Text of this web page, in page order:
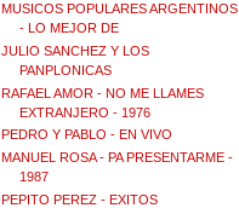
MUSICOS POPULARES ARGENTINOS
- LO MEJOR DE
JULIO SANCHEZ Y LOS
PANPLONICAS
RAFAEL AMOR - NO ME LLAMES
EXTRANJERO - 1976
PEDRO Y PABLO - EN VIVO
MANUEL ROSA - PA PRESENTARME -
1987
PEPITO PEREZ - EXITOS